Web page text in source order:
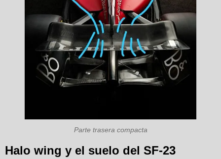
Parte trasera compacta
Halo wing y el suelo del SF-23